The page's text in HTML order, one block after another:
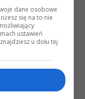
dane osobowe
się na to nie
ustawień
u dołu tej